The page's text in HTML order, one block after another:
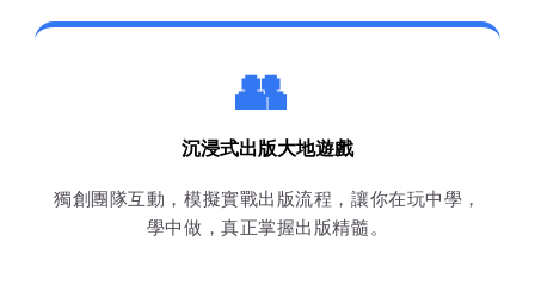
👥
沉浸式出版大地遊戲
獨創團隊互動，模擬實戰出版流程，讓你在玩中學，
學中做，真正掌握出版精髓。